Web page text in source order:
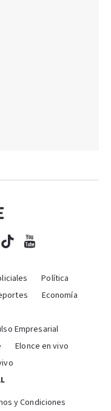
Política
Economía
Empresarial
Elonce en vivo
y Condiciones